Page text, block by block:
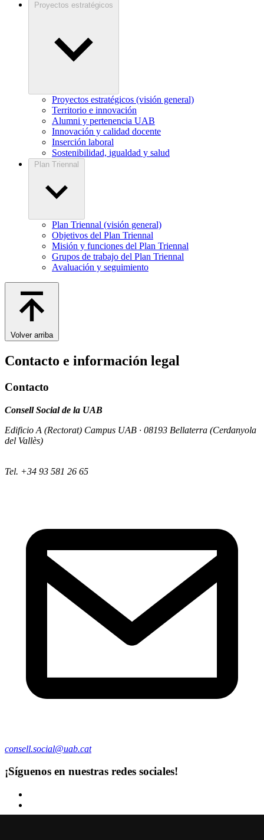
Proyectos estratégicos
Proyectos estratégicos (visión general)
Territorio e innovación
Alumni y pertenencia UAB
Innovación y calidad docente
Inserción laboral
Sostenibilidad, igualdad y salud
Plan Triennal
Plan Triennal (visión general)
Objetivos del Plan Triennal
Misión y funciones del Plan Triennal
Grupos de trabajo del Plan Triennal
Avaluación y seguimiento
Volver arriba
Contacto e información legal
Contacto
Consell Social de la UAB
Edificio A (Rectorat) Campus UAB · 08193 Bellaterra (Cerdanyola
del Vallès)
Tel. +34 93 581 26 65
consell.social@uab.cat
¡Síguenos en nuestras redes sociales!